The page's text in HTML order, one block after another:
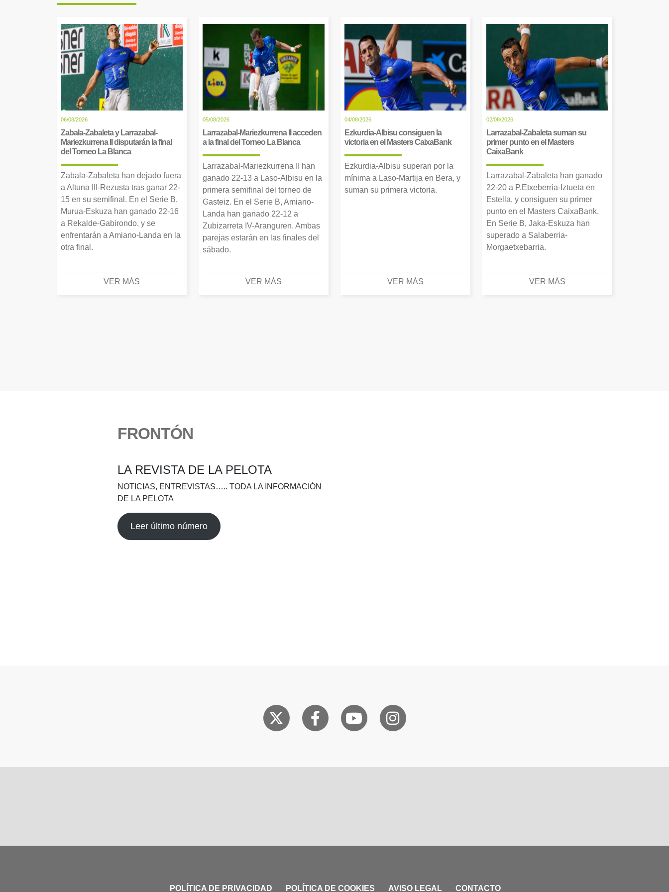
06/08/2026
Zabala-Zabaleta y Larrazabal-
Mariezkurrena II disputarán la final
del Torneo La Blanca
Zabala-Zabaleta han dejado fuera
a Altuna III-Rezusta tras ganar 22-
15 en su semifinal. En el Serie B,
Murua-Eskuza han ganado 22-16
a Rekalde-Gabirondo, y se
enfrentarán a Amiano-Landa en la
otra final.
VER MÁS
05/08/2026
Larrazabal-Mariezkurrena II acceden
a la final del Torneo La Blanca
Larrazabal-Mariezkurrena II han
ganado 22-13 a Laso-Albisu en la
primera semifinal del torneo de
Gasteiz. En el Serie B, Amiano-
Landa han ganado 22-12 a
Zubizarreta IV-Aranguren. Ambas
parejas estarán en las finales del
sábado.
VER MÁS
04/08/2026
Ezkurdia-Albisu consiguen la
victoria en el Masters CaixaBank
Ezkurdia-Albisu superan por la
mínima a Laso-Martija en Bera, y
suman su primera victoria.
VER MÁS
02/08/2026
Larrazabal-Zabaleta suman su
primer punto en el Masters
CaixaBank
Larrazabal-Zabaleta han ganado
22-20 a P.Etxeberria-Iztueta en
Estella, y consiguen su primer
punto en el Masters CaixaBank.
En Serie B, Jaka-Eskuza han
superado a Salaberria-
Morgaetxebarria.
VER MÁS
FRONTÓN
LA REVISTA DE LA PELOTA
NOTICIAS, ENTREVISTAS….. TODA LA INFORMACIÓN
DE LA PELOTA
Leer último número
POLÍTICA DE PRIVACIDAD POLÍTICA DE COOKIES AVISO LEGAL CONTACTO